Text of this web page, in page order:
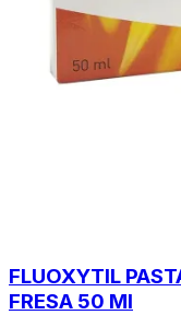
FLUOXYTIL
FRESA 50 Ml